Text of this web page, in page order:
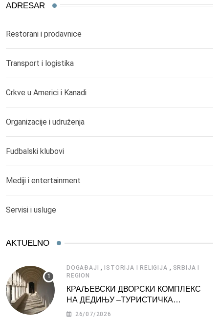
ADRESAR
Restorani i prodavnice
Transport i logistika
Crkve u Americi i Kanadi
Organizacije i udruženja
Fudbalski klubovi
Mediji i entertainment
Servisi i usluge
AKTUELNO
DOGAĐAJI ,ISTORIJA I RELIGIJA , SRBIJA I
REGION
КРАЉЕВСКИ ДВОРСКИ КОМПЛЕКС
НА ДЕДИЊУ –ТУРИСТИЧКА
АТРАКЦИЈА
26/07/2026